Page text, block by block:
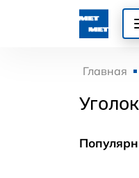
Главная